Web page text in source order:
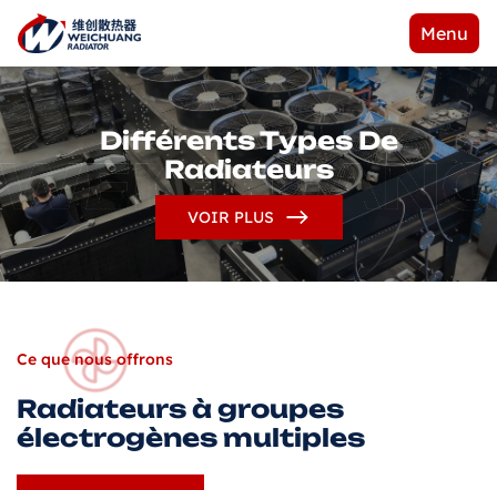
Menu
Différents Types De
Radiateurs
VOIR PLUS
Ce que nous offrons
Radiateurs à groupes
électrogènes multiples